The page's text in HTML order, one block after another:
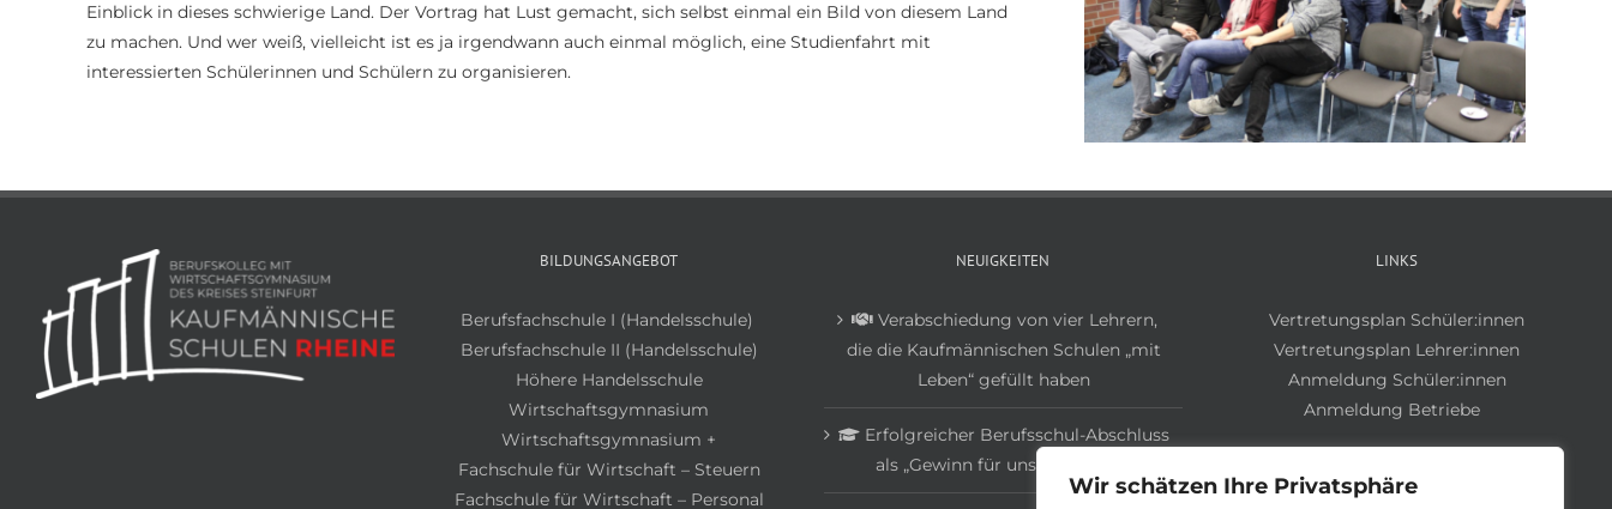
Wir schätzen Ihre Privatsphäre
Einblick in dieses schwierige Land. Der Vortrag hat Lust gemacht, sich selbst einmal ein Bild von diesem Land
zu machen. Und wer weiß, vielleicht ist es ja irgendwann auch einmal möglich, eine Studienfahrt mit
interessierten Schülerinnen und Schülern zu organisieren.
BILDUNGSANGEBOT
Berufsfachschule I (Handelsschule)
Berufsfachschule II (Handelsschule)
Höhere Handelsschule
Wirtschaftsgymnasium
Wirtschaftsgymnasium +
Fachschule für Wirtschaft – Steuern
Fachschule für Wirtschaft – Personal
NEUIGKEITEN
Verabschiedung von vier Lehrern,
die die Kaufmännischen Schulen „mit
Leben“ gefüllt haben
Erfolgreicher Berufsschul-Abschluss
als „Gewinn für unsere Region“
LINKS
Vertretungsplan Schüler:innen
Vertretungsplan Lehrer:innen
Anmeldung Schüler:innen
Anmeldung Betriebe